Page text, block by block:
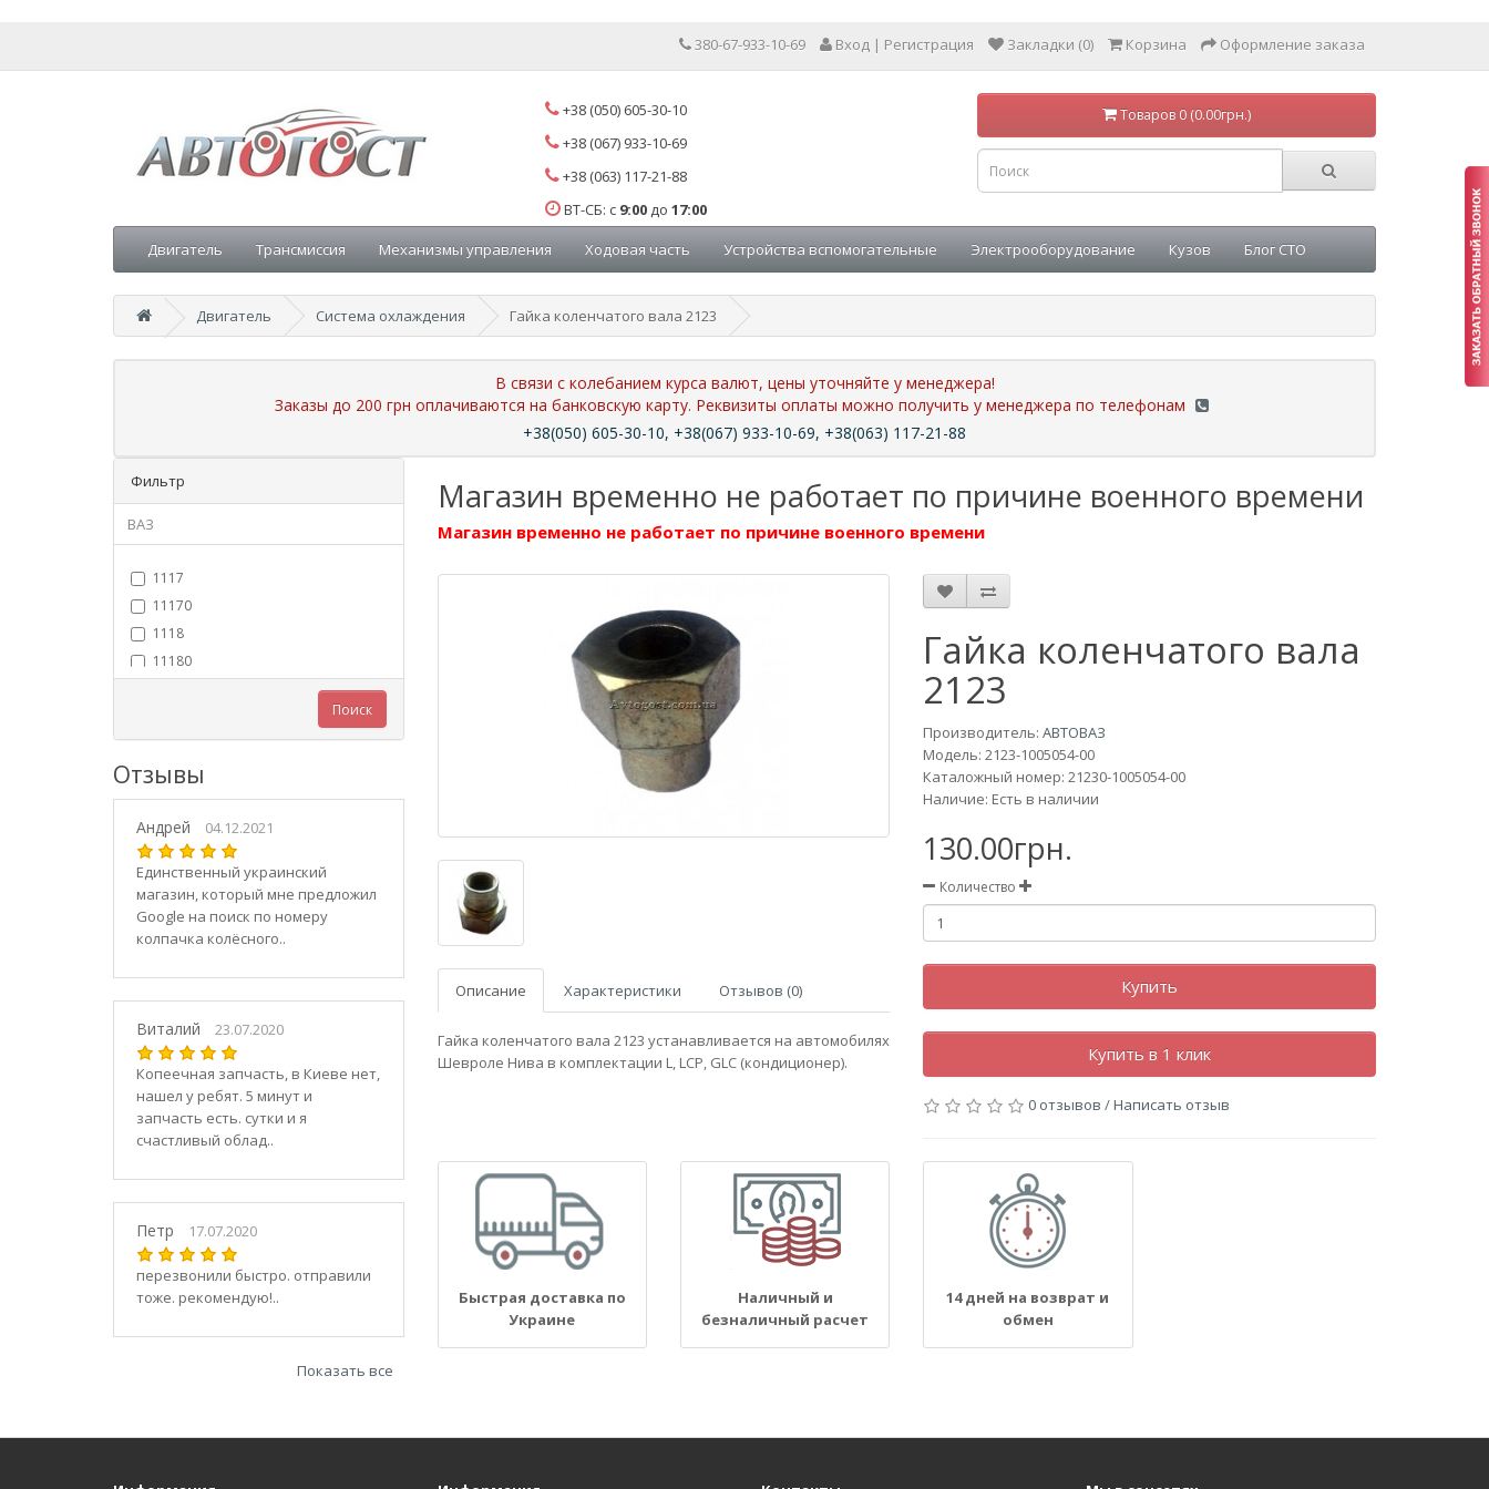
380-67-933-10-69 Вход | Регистрация Закладки (0) Корзина Оформление заказа
+38 (050) 605-30-10
+38 (067) 933-10-69
+38 (063) 117-21-88
ВТ-СБ: с 9:00 до 17:00
Товаров 0 (0.00грн.)
Двигатель Трансмиссия Механизмы управления Ходовая часть Устройства вспомогательные Электрооборудование Кузов Блог СТО
Двигатель Система охлаждения Гайка коленчатого вала 2123
В связи с колебанием курса валют, цены уточняйте у менеджера!
Заказы до 200 грн оплачиваются на банковскую карту. Реквизиты оплаты можно получить у менеджера по телефонам
+38(050) 605-30-10, +38(067) 933-10-69, +38(063) 117-21-88
Фильтр
ВАЗ
1117
11170
1118
11180
11186
1119
11190
11194
2101
21010
2102
21020
21040
21044
21047
2107
21070
21073
21083
Поиск
Отзывы
Андрей 04.12.2021
Единственный украинский
магазин, который мне предложил
Google на поиск по номеру
колпачка колёсного..
Виталий 23.07.2020
Копеечная запчасть, в Киеве нет,
нашел у ребят. 5 минут и
запчасть есть. сутки и я
счастливый облад..
Петр 17.07.2020
перезвонили быстро. отправили
тоже. рекомендую!..
Показать все
Магазин временно не работает по причине военного времени
Магазин временно не работает по причине военного времени
Описание Характеристики Отзывов (0)
Гайка коленчатого вала 2123 устанавливается на автомобилях
Шевроле Нива в комплектации L, LCP, GLC (кондиционер).
Гайка коленчатого вала
2123
Производитель:АВТОВАЗ
Модель:2123-1005054-00
Каталожный номер: 21230-1005054-00
Наличие: Есть в наличии
130.00грн.
Количество
Купить
Купить в 1 клик
0 отзывов /Написать отзыв
Быстрая доставка по
Украине
Наличный и
безналичный расчет
14 дней на возврат и
обмен